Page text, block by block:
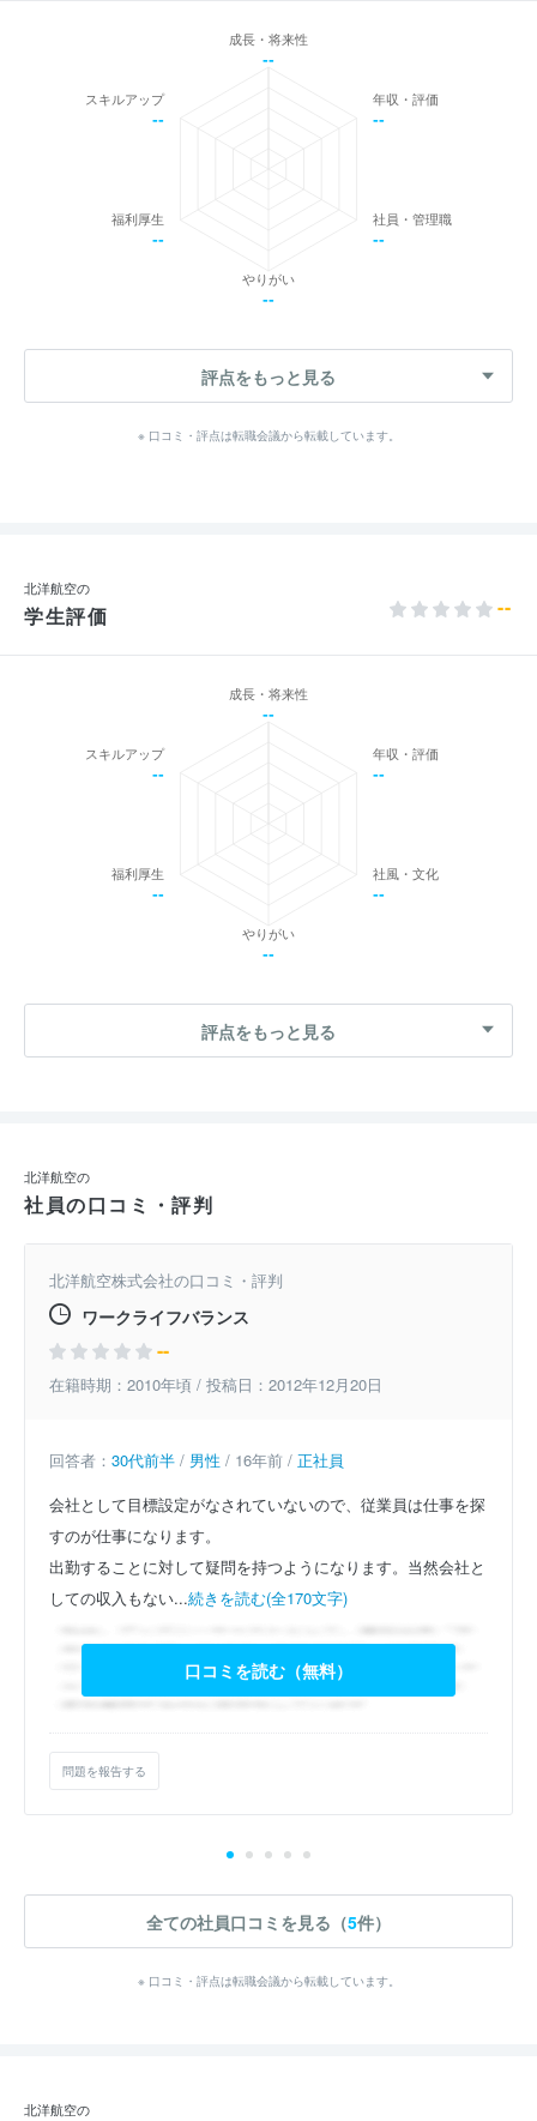
成長・将来性
--
年収・評価
--
社員・管理職
--
やりがい
--
福利厚生
--
スキルアップ
--
評点をもっと見る
※ 口コミ・評点は転職会議から転載しています。
北洋航空の
学生評価 --
成長・将来性
--
年収・評価
--
社風・文化
--
やりがい
--
福利厚生
--
スキルアップ
--
評点をもっと見る
北洋航空の
社員の口コミ・評判
北洋航空株式会社の口コミ・評判
ワークライフバランス
--
在籍時期：2010年頃 / 投稿日：2012年12月20日
回答者： 30代前半 / 男性 / 16年前 / 正社員
会社として目標設定がなされていないので、従業員は仕事を探
すのが仕事になります。
出勤することに対して疑問を持つようになります。当然会社と
しての収入もない...続きを読む(全170文字)
口コミを読む（無料）
問題を報告する
全ての社員口コミを見る（5件）
※ 口コミ・評点は転職会議から転載しています。
北洋航空の